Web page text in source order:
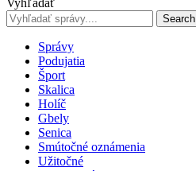
Vyhľadať
Správy
Podujatia
Šport
Skalica
Holíč
Gbely
Senica
Smútočné oznámenia
Užitočné